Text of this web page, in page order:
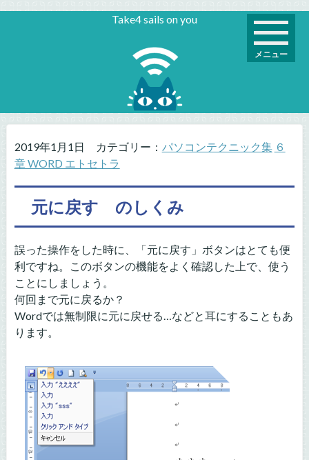
メニュー
Take4 sails on you
2019年1月1日 カテゴリー： パソコンテクニック集 ６
章 WORD エトセトラ
元に戻す のしくみ
誤った操作をした時に、「元に戻す」ボタンはとても便
利ですね。このボタンの機能をよく確認した上で、使う
ことにしましょう。
何回まで元に戻るか？
Wordでは無制限に元に戻せる…などと耳にすることもあ
ります。